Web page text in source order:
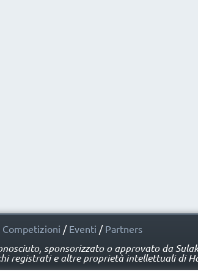
/ Eventi / Partners
sponsorizzato o approvato da
registrati e altre proprietà intellettuali di